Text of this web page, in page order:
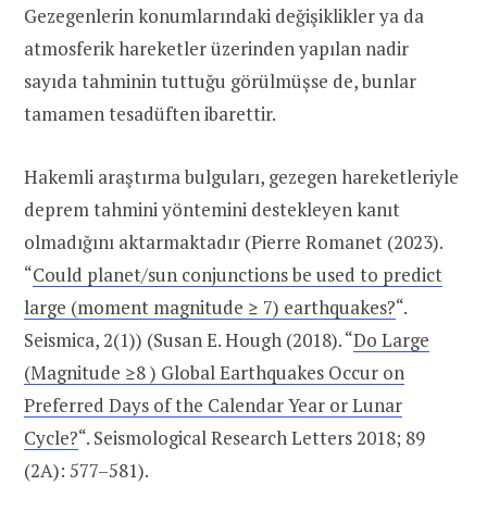
Gezegenlerin konumlarındaki değişiklikler ya da
atmosferik hareketler üzerinden yapılan nadir
sayıda tahminin tuttuğu görülmüşse de, bunlar
tamamen tesadüften ibarettir.
Hakemli araştırma bulguları, gezegen hareketleriyle
deprem tahmini yöntemini destekleyen kanıt
olmadığını aktarmaktadır (Pierre Romanet (2023).
“Could planet/sun conjunctions be used to predict
large (moment magnitude ≥ 7) earthquakes?“.
Seismica, 2(1)) (Susan E. Hough (2018). “Do Large
(Magnitude ≥8 ⁠) Global Earthquakes Occur on
Preferred Days of the Calendar Year or Lunar
Cycle?“. Seismological Research Letters 2018; 89
(2A): 577–581).